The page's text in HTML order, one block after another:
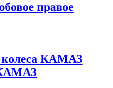
правое
колеса КАМАЗ